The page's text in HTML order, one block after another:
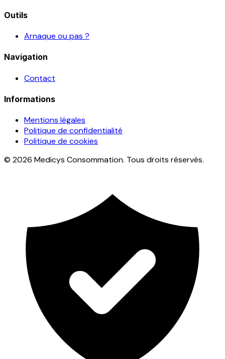
Outils
Arnaque ou pas ?
Navigation
Contact
Informations
Mentions légales
Politique de confidentialité
Politique de cookies
© 2026 Medicys Consommation. Tous droits réservés.